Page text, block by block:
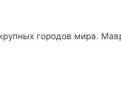
городов мира.